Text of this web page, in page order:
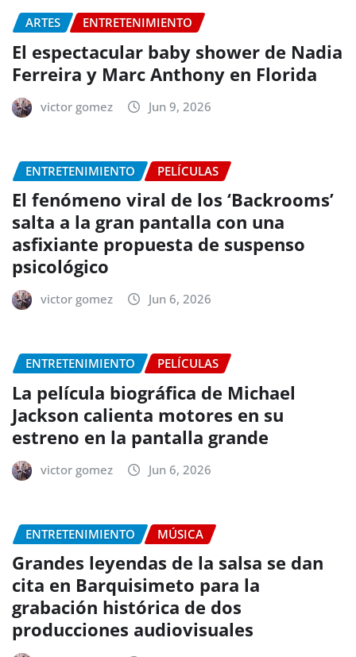
ARTES ENTRETENIMIENTO
El espectacular baby shower de Nadia
Ferreira y Marc Anthony en Florida
victor gomez Jun 9, 2026
ENTRETENIMIENTO PELÍCULAS
El fenómeno viral de los ‘Backrooms’
salta a la gran pantalla con una
asfixiante propuesta de suspenso
psicológico
victor gomez Jun 6, 2026
ENTRETENIMIENTO PELÍCULAS
La película biográfica de Michael
Jackson calienta motores en su
estreno en la pantalla grande
victor gomez Jun 6, 2026
ENTRETENIMIENTO MÚSICA
Grandes leyendas de la salsa se dan
cita en Barquisimeto para la
grabación histórica de dos
producciones audiovisuales